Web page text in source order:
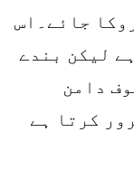
جائے۔اس
لیکن بندے
دامن
کرتا ہے